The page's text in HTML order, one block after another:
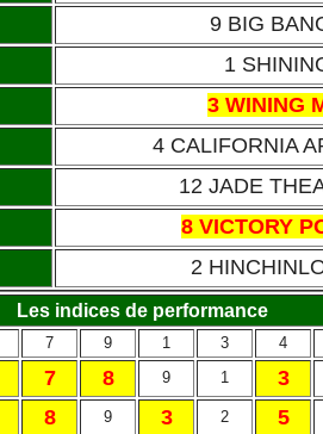
9 BIG
1
3 WINING
4 CALIFORNIA
12 JADE
8 VICTORY
2
Les indices de performance
7 9 1 3 4
7 8 9 1 3
8 9 3 2 5